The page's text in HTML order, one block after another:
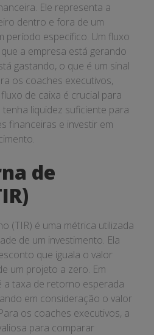
Ele representa a
dentro e fora de um
período específico. Um fluxo
a empresa está gerando
gastando, o que é um sinal
os coaches executivos,
de caixa é crucial para
liquidez suficiente para
financeiras e investir em
de
(TIR) é uma métrica utilizada
de um investimento. Ela
que iguala o valor
um projeto a zero. Em
a taxa de retorno esperada
em consideração o valor
os coaches executivos, a
para comparar